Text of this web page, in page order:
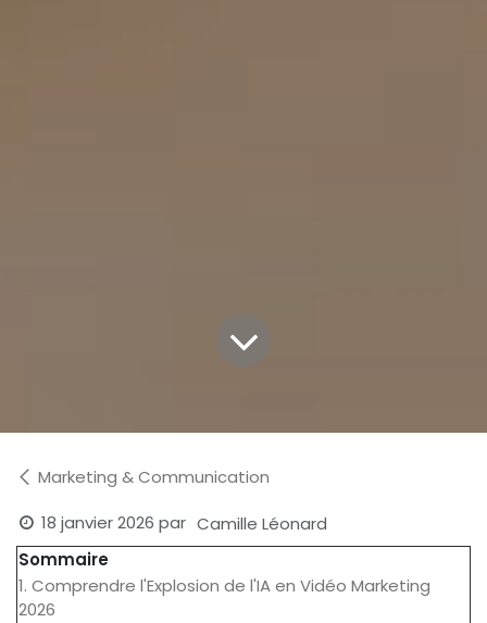
Marketing & Communication
18 janvier 2026 par Camille Léonard
Sommaire
1. Comprendre l'Explosion de l'IA en Vidéo Marketing
2026